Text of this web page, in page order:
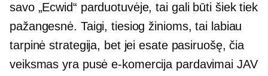
savo „Ecwid“ parduotuvėje, tai gali būti šiek tiek
pažangesnė. Taigi, tiesiog žinioms, tai labiau
tarpinė strategija, bet jei esate pasiruošę, čia
veiksmas yra pusėe-komercija pardavimai JAV